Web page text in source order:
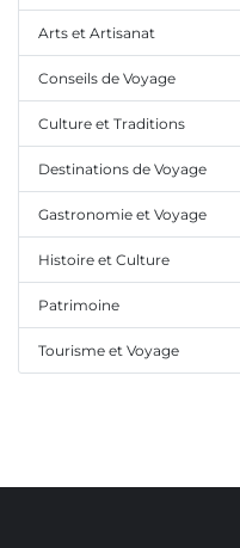
Arts et Artisanat
Conseils de Voyage
Culture et Traditions
Destinations de Voyage
Gastronomie et Voyage
Histoire et Culture
Patrimoine
Tourisme et Voyage